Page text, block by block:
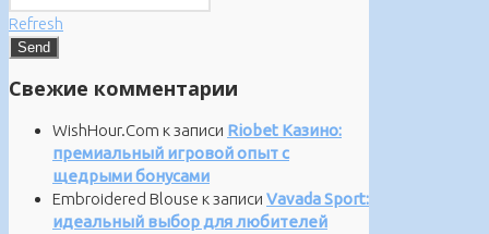
Refresh
Свежие комментарии
WishHour.Com к записи Riobet Казино:
премиальный игровой опыт с
щедрыми бонусами
Embroidered Blouse к записи Vavada Sport:
идеальный выбор для любителей